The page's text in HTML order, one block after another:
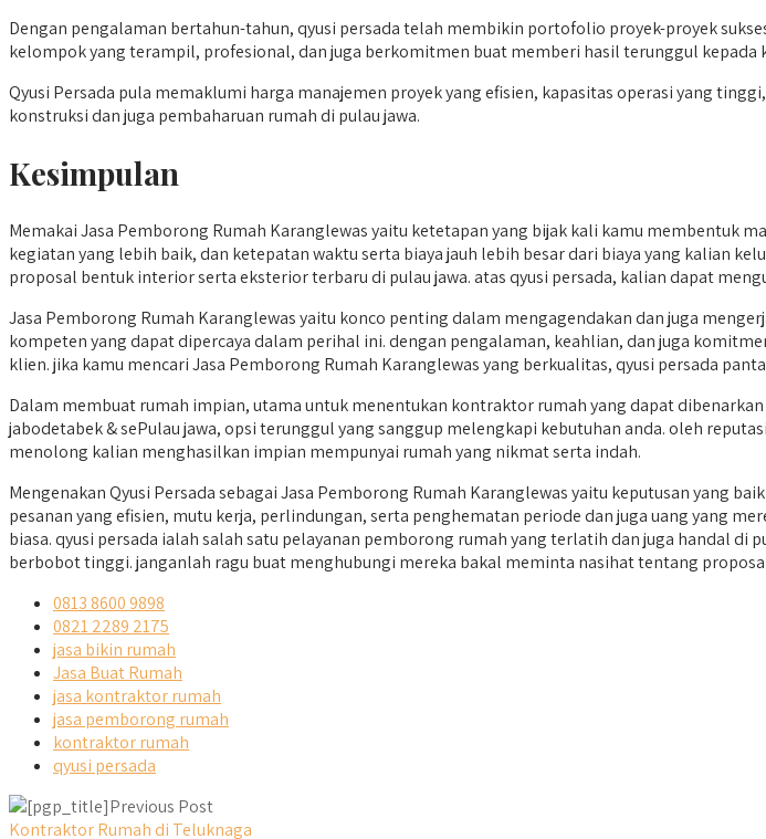
Dengan pengalaman bertahun-tahun, qyusi persada telah membikin portofolio proyek-proyek
kelompok yang terampil, profesional, dan juga berkomitmen buat memberi hasil terunggul kepada
Qyusi Persada pula memaklumi harga manajemen proyek yang efisien, kapasitas operasi yang
konstruksi dan juga pembaharuan rumah di pulau jawa.
Kesimpulan
Memakai Jasa Pemborong Rumah Karanglewas yaitu ketetapan yang bijak kali kamu membentuk
kegiatan yang lebih baik, dan ketepatan waktu serta biaya jauh lebih besar dari biaya yang kalian
proposal bentuk interior serta eksterior terbaru di pulau jawa. atas qyusi persada, kalian dapat
Jasa Pemborong Rumah Karanglewas yaitu konco penting dalam mengagendakan dan juga
kompeten yang dapat dipercaya dalam perihal ini. dengan pengalaman, keahlian, dan juga
klien. jika kamu mencari Jasa Pemborong Rumah Karanglewas yang berkualitas, qyusi persada
Dalam membuat rumah impian, utama untuk menentukan kontraktor rumah yang dapat
jabodetabek & sePulau jawa, opsi terunggul yang sanggup melengkapi kebutuhan anda. oleh
menolong kalian menghasilkan impian mempunyai rumah yang nikmat serta indah.
Mengenakan Qyusi Persada sebagai Jasa Pemborong Rumah Karanglewas yaitu keputusan yang
pesanan yang efisien, mutu kerja, perlindungan, serta penghematan periode dan juga uang yang
biasa. qyusi persada ialah salah satu pelayanan pemborong rumah yang terlatih dan juga handal
berbobot tinggi. janganlah ragu buat menghubungi mereka bakal meminta nasihat tentang
0813 8600 9898
0821 2289 2175
jasa bikin rumah
Jasa Buat Rumah
jasa kontraktor rumah
jasa pemborong rumah
kontraktor rumah
qyusi persada
Previous Post
Kontraktor Rumah di Teluknaga